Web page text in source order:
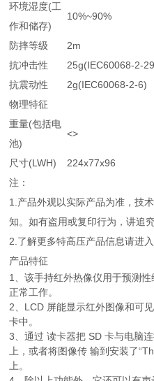
环境湿度(工
作和储存)
10%~90%
防摔等级
2m
抗冲击性
25g(IEC60068-2-
抗震动性
2g(IEC60068-2-6)
物理特征
重量(包括电
池)
<>
尺寸(LWH)
224x77x96
注：
1.产品外观以实际产品为准，技
知。如有盗用或复印行为，讲追
2.了解更多特高压产品信息请进入
产品特征
1、该手持红外热像仪用于预测
正常工作。
2、LCD 屏能显示红外图像和可
卡中。
3、通过 读卡器把 SD 卡与电脑
上，或者将图像传 输到安装了
上。